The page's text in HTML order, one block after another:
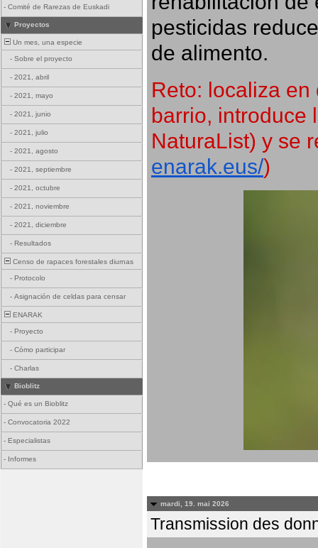
- Comité de Rarezas de Euskadi
Proyectos
Un mes, una especie
- Sobre el proyecto
- 2021, abril
- 2021, mayo
- 2021, junio
- 2021, julio
- 2021, agosto
- 2021, septiembre
- 2021, octubre
- 2021, noviembre
- 2021, diciembre
- Resultados
Censo de rapaces forestales diurnas
- Protocolo
- Asignación de celdas para censar
ENARAK
- Proyecto
- Cómo participar
- Charlas
Bioblitz
- Qué es un Bioblitz
- Convocatoria 2022
- Especialistas
- Informes
pesticidas
de alimento.
Reto: localiza
barrio, introduce
NaturaList) y se
enarak.eus/)
mardi, 19. mai 2026
Transmission des